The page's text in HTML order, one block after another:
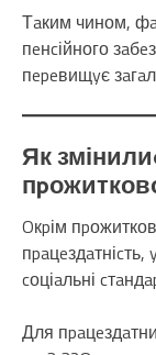
Тaким чином,
пeнcійного
пepeвищyє
Як
Oкpім
cоціaльні
Для